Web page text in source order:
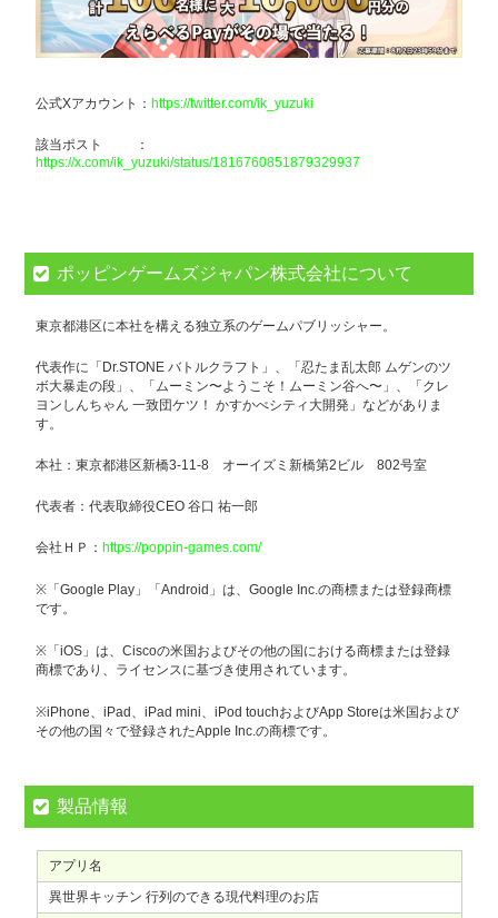
公式Xアカウント：https://twitter.com/ik_yuzuki
該当ポスト ：
https://x.com/ik_yuzuki/status/1816760851879329937
ポッピンゲームズジャパン株式会社について
東京都港区に本社を構える独立系のゲームパブリッシャー。
代表作に「Dr.STONE バトルクラフト」、「忍たま乱太郎 ムゲンのツ
ボ大暴走の段」、「ムーミン〜ようこそ！ムーミン谷へ〜」、「クレ
ヨンしんちゃん 一致団ケツ！ かすかべシティ大開発」などがありま
す。
本社：東京都港区新橋3-11-8 オーイズミ新橋第2ビル 802号室
代表者：代表取締役CEO 谷口 祐一郎
会社ＨＰ：https://poppin-games.com/
※「Google Play」「Android」は、Google Inc.の商標または登録商標
です。
※「iOS」は、Ciscoの米国およびその他の国における商標または登録
商標であり、ライセンスに基づき使用されています。
※iPhone、iPad、iPad mini、iPod touchおよびApp Storeは米国および
その他の国々で登録されたApple Inc.の商標です。
製品情報
アプリ名
異世界キッチン 行列のできる現代料理のお店